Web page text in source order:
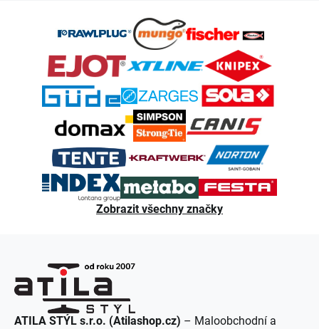
Zobrazit všechny značky
ATILA STÝL s.r.o. (Atilashop.cz) – Maloobchodní a